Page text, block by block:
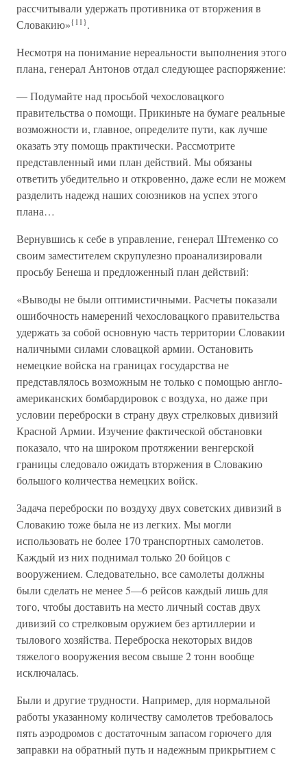
рассчитывали удержать противника от вторжения в
Словакию»{11}.
Несмотря на понимание нереальности выполнения этого
плана, генерал Антонов отдал следующее распоряжение:
— Подумайте над просьбой чехословацкого
правительства о помощи. Прикиньте на бумаге реальные
возможности и, главное, определите пути, как лучше
оказать эту помощь практически. Рассмотрите
представленный ими план действий. Мы обязаны
ответить убедительно и откровенно, даже если не можем
разделить надежд наших союзников на успех этого
плана…
Вернувшись к себе в управление, генерал Штеменко со
своим заместителем скрупулезно проанализировали
просьбу Бенеша и предложенный план действий:
«Выводы не были оптимистичными. Расчеты показали
ошибочность намерений чехословацкого правительства
удержать за собой основную часть территории Словакии
наличными силами словацкой армии. Остановить
немецкие войска на границах государства не
представлялось возможным не только с помощью англо-
американских бомбардировок с воздуха, но даже при
условии переброски в страну двух стрелковых дивизий
Красной Армии. Изучение фактической обстановки
показало, что на широком протяжении венгерской
границы следовало ожидать вторжения в Словакию
большого количества немецких войск.
Задача переброски по воздуху двух советских дивизий в
Словакию тоже была не из легких. Мы могли
использовать не более 170 транспортных самолетов.
Каждый из них поднимал только 20 бойцов с
вооружением. Следовательно, все самолеты должны
были сделать не менее 5—6 рейсов каждый лишь для
того, чтобы доставить на место личный состав двух
дивизий со стрелковым оружием без артиллерии и
тылового хозяйства. Переброска некоторых видов
тяжелого вооружения весом свыше 2 тонн вообще
исключалась.
Были и другие трудности. Например, для нормальной
работы указанному количеству самолетов требовалось
пять аэродромов с достаточным запасом горючего для
заправки на обратный путь и надежным прикрытием с